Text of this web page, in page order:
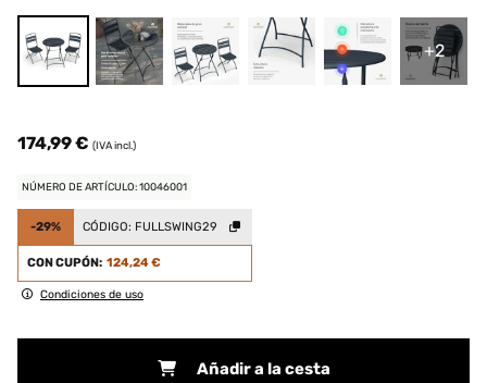
+2
174,99 € (IVA incl.)
NÚMERO DE ARTÍCULO: 10046001
-29% CÓDIGO: FULLSWING29
CON CUPÓN: 124,24 €
Condiciones de uso
Añadir a la cesta